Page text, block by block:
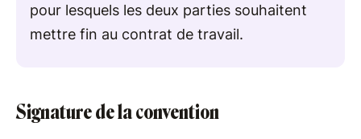
pour lesquels les deux parties souhaitent
mettre fin au contrat de travail.
Signature de la convention